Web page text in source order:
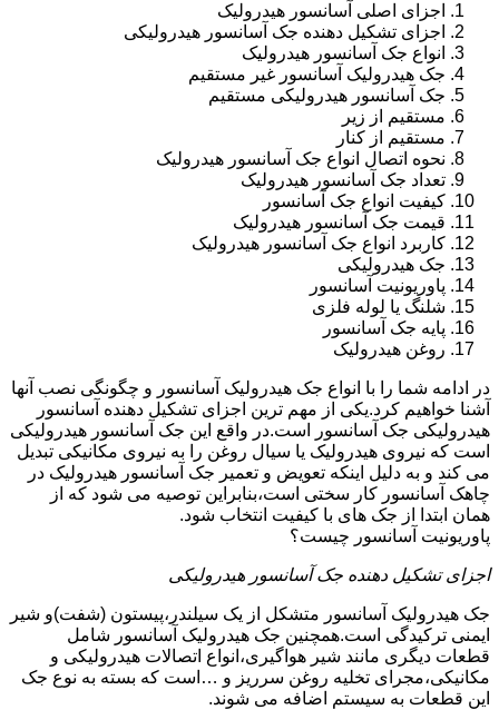
اجزای اصلی آسانسور هیدرولیک
اجزای تشکیل دهنده جک آسانسور هیدرولیکی
انواع جک آسانسور هیدرولیک
جک هیدرولیک آسانسور غیر مستقیم
جک آسانسور هیدرولیکی مستقیم
مستقیم از زیر
مستقیم از کنار
نحوه اتصال انواع جک آسانسور هیدرولیک
تعداد جک آسانسور هیدرولیک
کیفیت انواع جک آسانسور
قیمت جک آسانسور هیدرولیک
کاربرد انواع جک آسانسور هیدرولیک
جک هیدرولیکی
پاوریونیت آسانسور
شلنگ یا لوله فلزی
پایه جک آسانسور
روغن هیدرولیک
در ادامه شما را با انواع جک هیدرولیک آسانسور و چگونگی نصب آنها
آشنا خواهیم کرد.یکی از مهم ترین اجزای تشکیل دهنده آسانسور
هیدرولیکی جک آسانسور است.در واقع این جک آسانسور هیدرولیکی
است که نیروی هیدرولیک یا سیال روغن را به نیروی مکانیکی تبدیل
می کند و به دلیل اینکه تعویض و تعمیر جک آسانسور هیدرولیک در
چاهک آسانسور کار سختی است،بنابراین توصیه می شود که از
همان ابتدا از جک های با کیفیت انتخاب شود.
پاوریونیت آسانسور چیست؟
اجزای تشکیل دهنده جک آسانسور هیدرولیکی
جک هیدرولیک آسانسور متشکل از یک سیلندر،پیستون (شفت)و شیر
ایمنی ترکیدگی است.همچنین جک هیدرولیک آسانسور شامل
قطعات دیگری مانند شیر هواگیری،انواع اتصالات هیدرولیکی و
مکانیکی،مجرای تخلیه روغن سرریز و …است که بسته به نوع جک
این قطعات به سیستم اضافه می شوند.